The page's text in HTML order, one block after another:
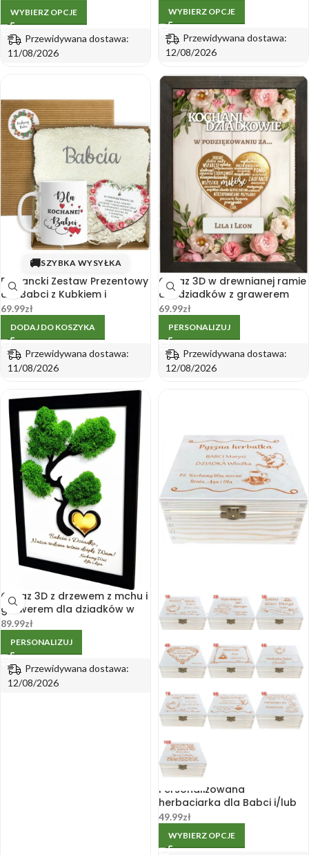
WYBIERZ OPCJE
Przewidywana dostawa:
11/08/2026
WYBIERZ OPCJE
Przewidywana dostawa:
12/08/2026
🚚SZYBKA WYSYŁKA
Elegancki Zestaw Prezentowy
dla Babci z Kubkiem i
Ręcznikiem
69.99zł
DODAJ DO KOSZYKA
Przewidywana dostawa:
11/08/2026
Obraz 3D w drewnianej ramie
dla dziadków z grawerem
imion
69.99zł
PERSONALIZUJ
Przewidywana dostawa:
12/08/2026
Obraz 3D z drzewem z mchu i
grawerem dla dziadków w
drewnianej ramie 21x30cm
89.99zł
PERSONALIZUJ
Przewidywana dostawa:
12/08/2026
Personalizowana
herbaciarka dla Babci i/lub
Dziadka
49.99zł
WYBIERZ OPCJE